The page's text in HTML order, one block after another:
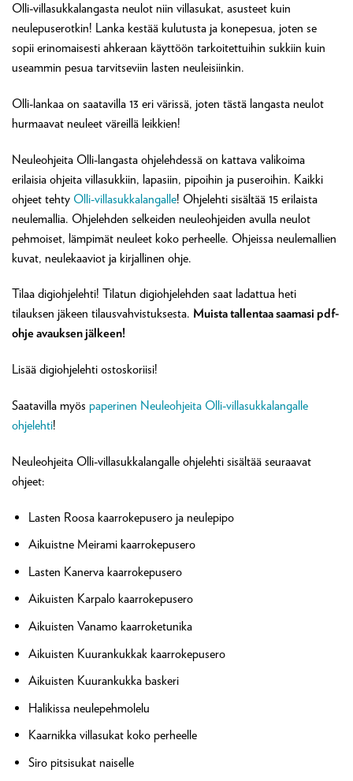
Olli-villasukkalangasta neulot niin villasukat, asusteet kuin
neulepuserotkin! Lanka kestää kulutusta ja konepesua, joten se
sopii erinomaisesti ahkeraan käyttöön tarkoitettuihin sukkiin kuin
useammin pesua tarvitseviin lasten neuleisiinkin.
Olli-lankaa on saatavilla 13 eri värissä, joten tästä langasta neulot
hurmaavat neuleet väreillä leikkien!
Neuleohjeita Olli-langasta ohjelehdessä on kattava valikoima
erilaisia ohjeita villasukkiin, lapasiin, pipoihin ja puseroihin. Kaikki
ohjeet tehty Olli-villasukkalangalle! Ohjelehti sisältää 15 erilaista
neulemallia. Ohjelehden selkeiden neuleohjeiden avulla neulot
pehmoiset, lämpimät neuleet koko perheelle. Ohjeissa neulemallien
kuvat, neulekaaviot ja kirjallinen ohje.
Tilaa digiohjelehti! Tilatun digiohjelehden saat ladattua heti
tilauksen jäkeen tilausvahvistuksesta. Muista tallentaa saamasi pdf-
ohje avauksen jälkeen!
Lisää digiohjelehti ostoskoriisi!
Saatavilla myös paperinen Neuleohjeita Olli-villasukkalangalle
ohjelehti!
Neuleohjeita Olli-villasukkalangalle ohjelehti sisältää seuraavat
ohjeet:
Lasten Roosa kaarrokepusero ja neulepipo
Aikuistne Meirami kaarrokepusero
Lasten Kanerva kaarrokepusero
Aikuisten Karpalo kaarrokepusero
Aikuisten Vanamo kaarroketunika
Aikuisten Kuurankukkak kaarrokepusero
Aikuisten Kuurankukka baskeri
Halikissa neulepehmolelu
Kaarnikka villasukat koko perheelle
Siro pitsisukat naiselle